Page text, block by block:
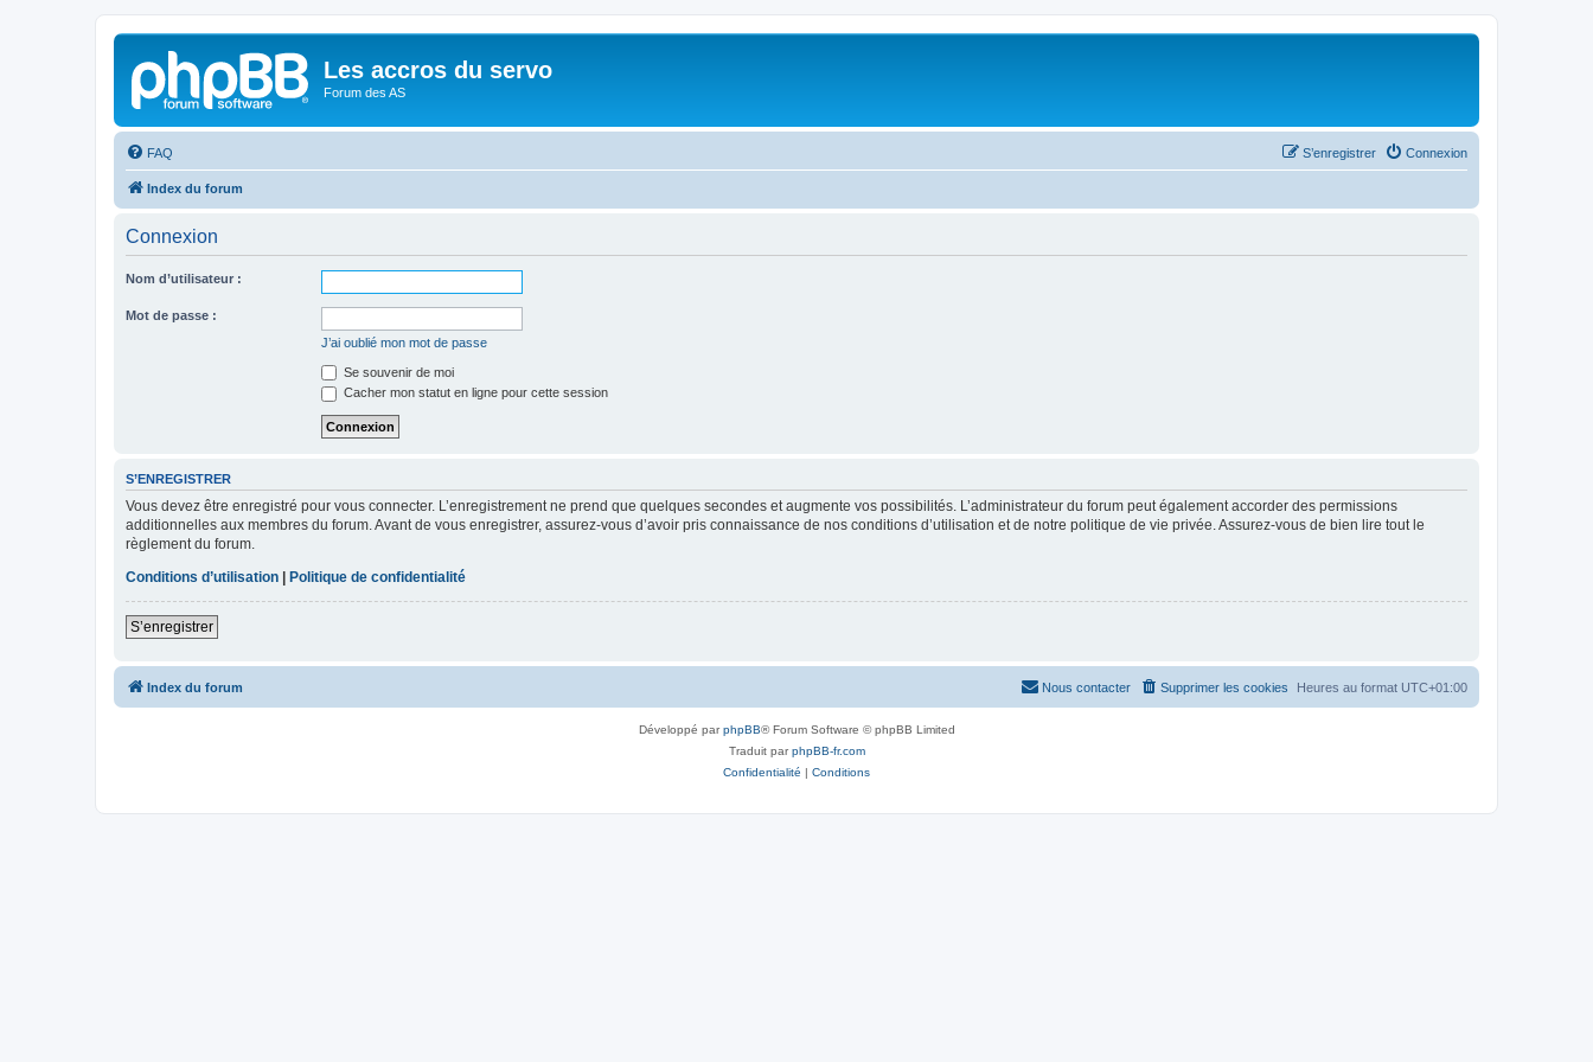
Les accros du servo
Forum des AS
FAQ Connexion
S’enregistrer
Index du forum
Connexion
Nom d’utilisateur :
Mot de passe :
J’ai oublié mon mot de passe
Se souvenir de moi
Cacher mon statut en ligne pour cette session
S’ENREGISTRER
Vous devez être enregistré pour vous connecter. L’enregistrement ne prend que quelques secondes et augmente vos possibilités. L’administrateur du forum peut également accorder des permissions
additionnelles aux membres du forum. Avant de vous enregistrer, assurez-vous d’avoir pris connaissance de nos conditions d’utilisation et de notre politique de vie privée. Assurez-vous de bien lire tout le
règlement du forum.
Conditions d’utilisation
Politique de confidentialité
S’enregistrer
Index du forum Heures au format UTC+01:00
Supprimer les cookies
Nous contacter
Développé parphpBB® Forum Software © phpBB Limited
Traduit parphpBB-fr.com
Confidentialité | Conditions